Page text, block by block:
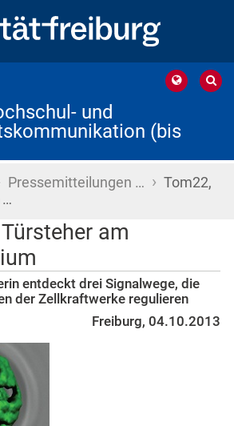
und
(bis
Pressemitteilungen … › Tom22,
…
am
entdeckt drei Signalwege, die
der Zellkraftwerke regulieren
Freiburg, 04.10.2013